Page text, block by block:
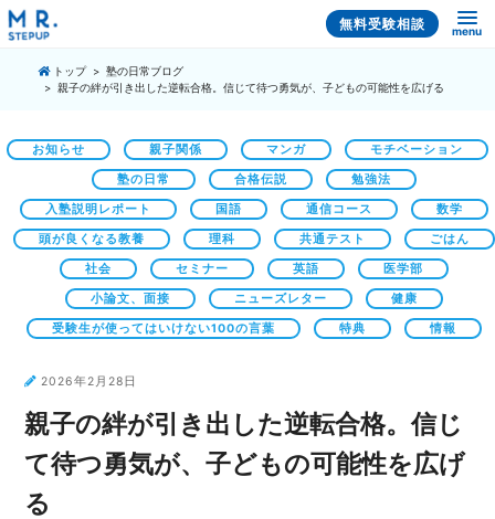
無料受験相談 menu
トップ
塾の日常ブログ
親子の絆が引き出した逆転合格。信じて待つ勇気が、子どもの可能性を広げる
お知らせ 親子関係 マンガ モチベーション
塾の日常 合格伝説 勉強法
入塾説明レポート 国語 通信コース 数学
頭が良くなる教養 理科 共通テスト ごはん
社会 セミナー 英語 医学部
小論文、面接 ニューズレター 健康
受験生が使ってはいけない100の言葉 特典 情報
2026年2月28日
親子の絆が引き出した逆転合格。信じ
て待つ勇気が、子どもの可能性を広げ
る